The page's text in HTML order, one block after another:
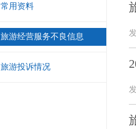
常用资料
旅游经营服务不良信息
旅游投诉情况